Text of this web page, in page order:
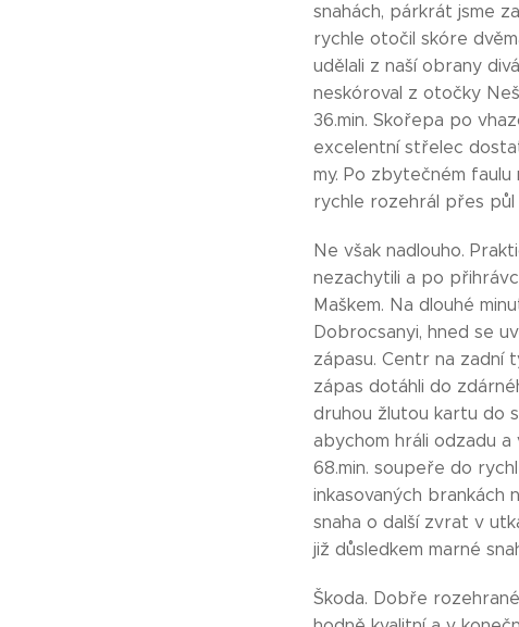
snahách, párkrát jsme
rychle otočil skóre
udělali z naší obrany
neskóroval z otočky
36.min. Skořepa po
excelentní střelec
my. Po zbytečném
rychle rozehrál přes
Ne však nadlouho.
nezachytili a po
Maškem. Na dlouhé
Dobrocsanyi, hned se
zápasu. Centr na zadní
zápas dotáhli do
druhou žlutou kartu do
abychom hráli odzadu
68.min. soupeře do
inkasovaných brankách
snaha o další zvrat v
již důsledkem marné
Škoda. Dobře